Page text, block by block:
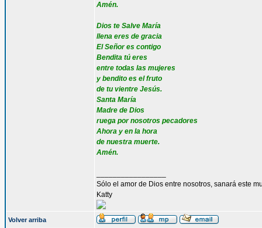
Amén.
Dios te Salve María
llena eres de gracia
El Señor es contigo
Bendita tú eres
entre todas las mujeres
y bendito es el fruto
de tu vientre Jesús.
Santa María
Madre de Dios
ruega por nosotros pecadores
Ahora y en la hora
de nuestra muerte.
Amén.
Sólo el amor de Dios entre nosotros, sanará este
Katty
Volver arriba